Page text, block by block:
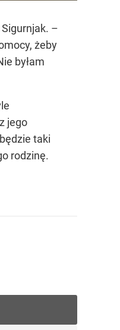
–
żeby
byłam
jego
taki
rodzinę.